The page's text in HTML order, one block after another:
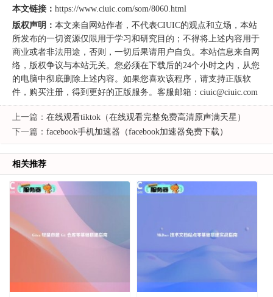
本文链接： https://www.ciuic.com/som/8060.html
版权声明： 本文来自 网站作者 ，不代表CIUIC的观点和立场，本站
所发布的一切资源仅限用于学习和研究目的；不得将上述内容用于
商业或者非法用途，否则，一切后果请用户自负。本站信息来自网
络，版权争议与本站无关。您必须在下载后的24个小时之内，从您
的电脑中彻底删除上述内容。如果您喜欢该程序，请支持正版软
件，购买注册，得到更好的正版服务。客服邮箱：ciuic@ciuic.com
上一篇： 在线观看tiktok（在线观看完整免费高清原声满天星）
下一篇： facebook手机加速器（facebook加速器免费下载）
相关推荐